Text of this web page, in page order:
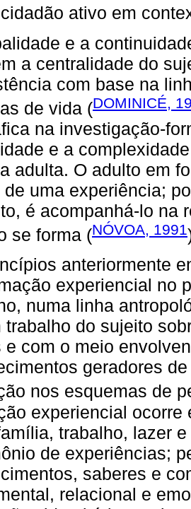
ativo em
e a
a centralidade do
com base na
de vida (DOMINICÉ,
na investigação-
e a
adulta. O adulto em
de uma experiência;
é acompanhá-lo na
se forma (NÓVOA, 1991
anteriormente
experiencial no
numa linha
trabalho do sujeito
e com o meio
geradores
nos esquemas de
experiencial
trabalho, lazer
de experiências;
saberes e
relacional e